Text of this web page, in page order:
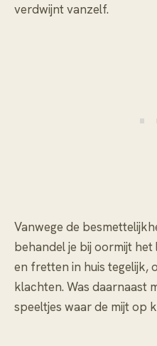
verdwijnt vanzelf.
Vanwege de
behandel je bij oormijt
en fretten in huis tegelijk,
klachten. Was daarnaast
speeltjes waar de mijt op